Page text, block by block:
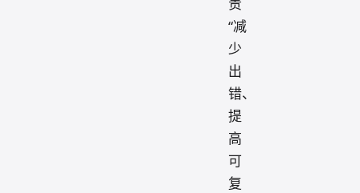
“减
少
出
错、
提
高
可
复